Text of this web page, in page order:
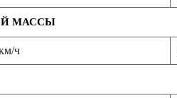
МАССЫ
ч